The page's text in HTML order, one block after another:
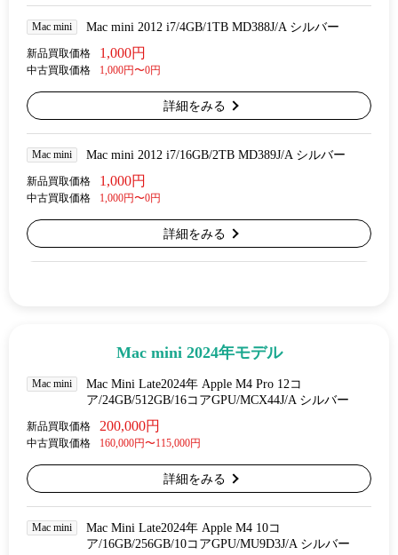
Mac mini Mac mini 2012 i7/4GB/1TB MD388J/A シルバー
新品買取価格 1,000円
中古買取価格 1,000円〜0円
詳細をみる
Mac mini Mac mini 2012 i7/16GB/2TB MD389J/A シルバー
新品買取価格 1,000円
中古買取価格 1,000円〜0円
詳細をみる
Mac mini 2024年モデル
Mac mini
Mac Mini Late2024年 Apple M4 Pro 12コ
ア/24GB/512GB/16コアGPU/MCX44J/A シルバー
新品買取価格 200,000円
中古買取価格 160,000円〜115,000円
詳細をみる
Mac mini
Mac Mini Late2024年 Apple M4 10コ
ア/16GB/256GB/10コアGPU/MU9D3J/A シルバー